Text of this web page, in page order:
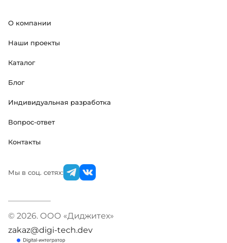
О компании
Наши проекты
Каталог
Блог
Индивидуальная разработка
Вопрос-ответ
Контакты
Мы в соц. сетях:
© 2026. ООО «Диджитех»
zakaz@digi-tech.dev